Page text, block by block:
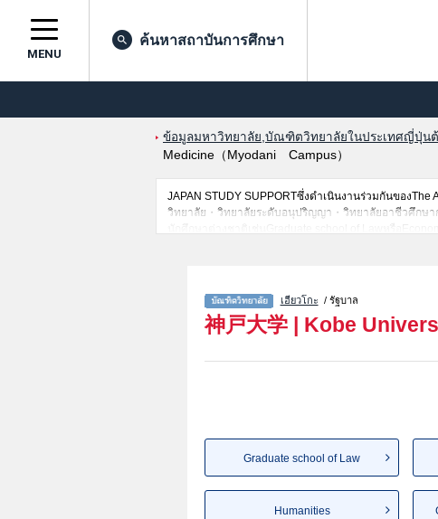
MENU
ค้นหาสถาบันการศึกษา
ข้อมูลมหาวิทยาลัย,บัณฑิตวิทยาลัยในประเทศญี่ปุ่นต้
Medicine（Myodani Campus）
JAPAN STUDY SUPPORTซึ่งดำเนินงานร่วมกันของ
วิทยาลัย・วิทยาลัยระดับอนุปริญญา・วิทยาลัยอาชีวศึกษา
นักศึกษาต่างชาติเช่นGraduate school of Lawหรือ
สอบคัดเลือกเข้าศึกษาเช่นจำนวนคนที่รับสมัครหรือจำน
เฮียวโกะ / รัฐบาล
神戸大学 | Kobe
Graduate school of Law
Humanities